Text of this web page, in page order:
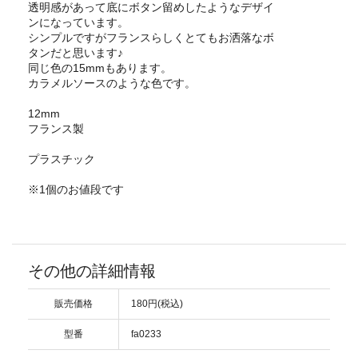
透明感があって底にボタン留めしたようなデザイ
ンになっています。
シンプルですがフランスらしくとてもお洒落なボ
タンだと思います♪
同じ色の15mmもあります。
カラメルソースのような色です。
12mm
フランス製
プラスチック
※1個のお値段です
その他の詳細情報
販売価格 180円(税込)
型番 fa0233